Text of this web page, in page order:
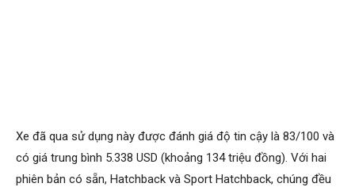
Xe đã qua sử dụng này được đánh giá độ tin cậy là 83/100 và
có giá trung bình 5.338 USD (khoảng 134 triệu đồng). Với hai
phiên bản có sẵn, Hatchback và Sport Hatchback, chúng đều